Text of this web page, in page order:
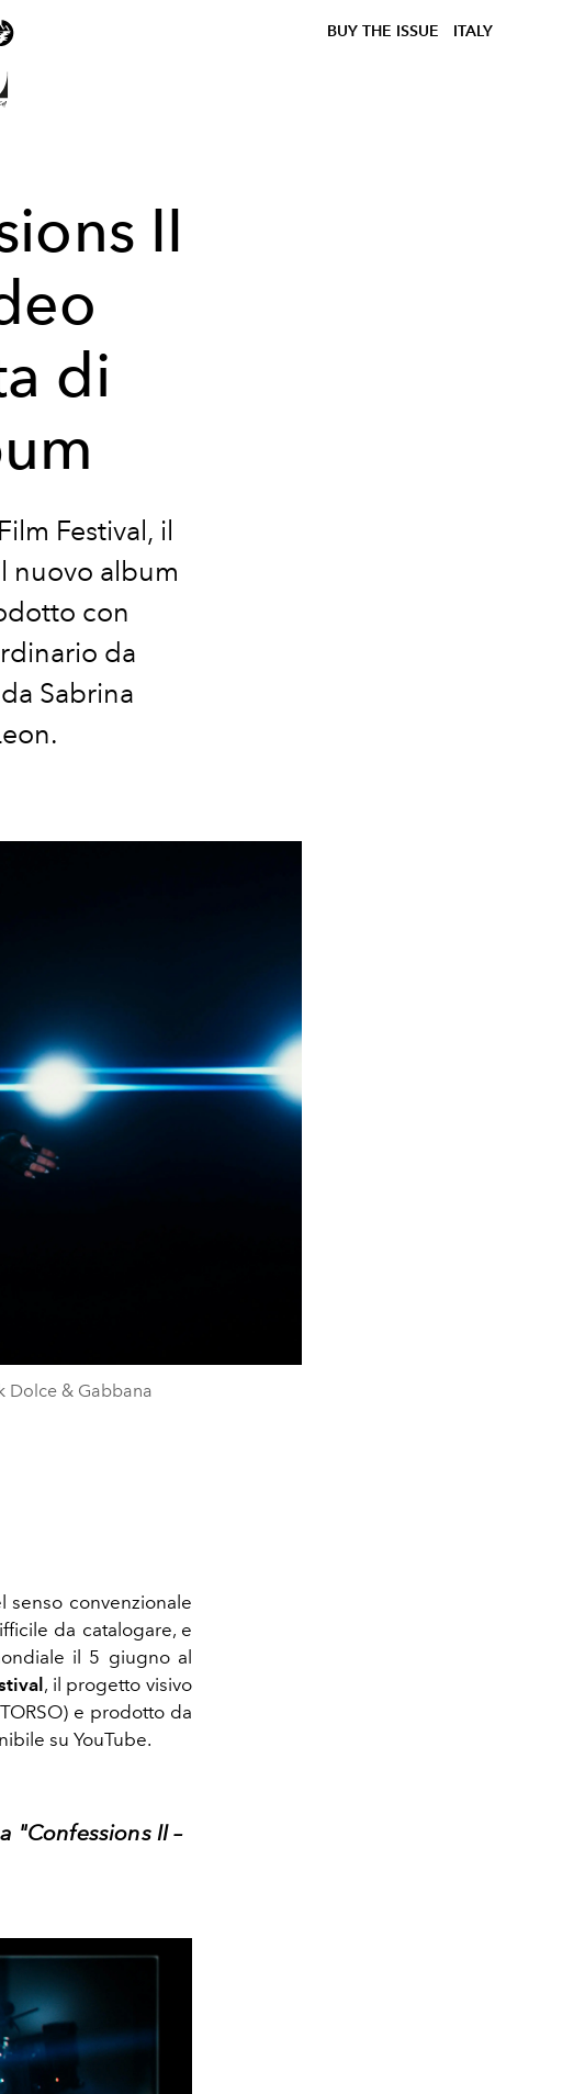
BUY THE ISSUE ITALY
II
di
Festival, il
nuovo album
con
da
Sabrina
Dolce & Gabbana
convenzionale
da catalogare, e
il 5 giugno al
, il progetto visivo
e prodotto da
su YouTube.
"Confessions II –